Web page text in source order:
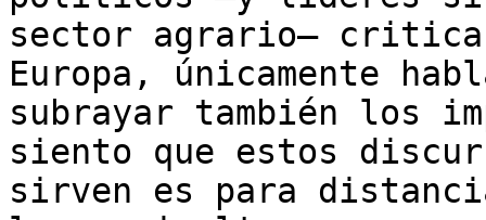
sector agrario—
Europa, únicamente
subrayar también los
siento que estos
sirven es para